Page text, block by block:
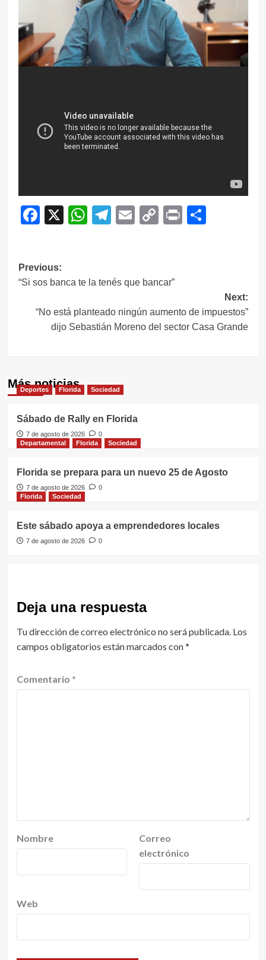
Facebook
X WhatsApp
Telegram
EmailCopy
Print
Navegación
de
entradas
Previous:
“Si sos banca te la tenés que bancar”
Next:
“No está planteado ningún aumento de impuestos”
dijo Sebastián Moreno del sector Casa Grande
Más noticias
Deportes Florida Sociedad
Sábado de Rally en Florida
7 de agosto de 2026
0
Departamental
Florida Sociedad
Florida se prepara para un nuevo 25 de Agosto
7 de agosto de 2026
0
Florida
Sociedad
Este sábado apoya a emprendedores locales
7 de agosto de 2026 0
Deja una respuesta
Tu dirección de correo electrónico no será publicada. Los
campos obligatorios están marcados con*
Comentario *
Nombre
Correo
electrónico
Web